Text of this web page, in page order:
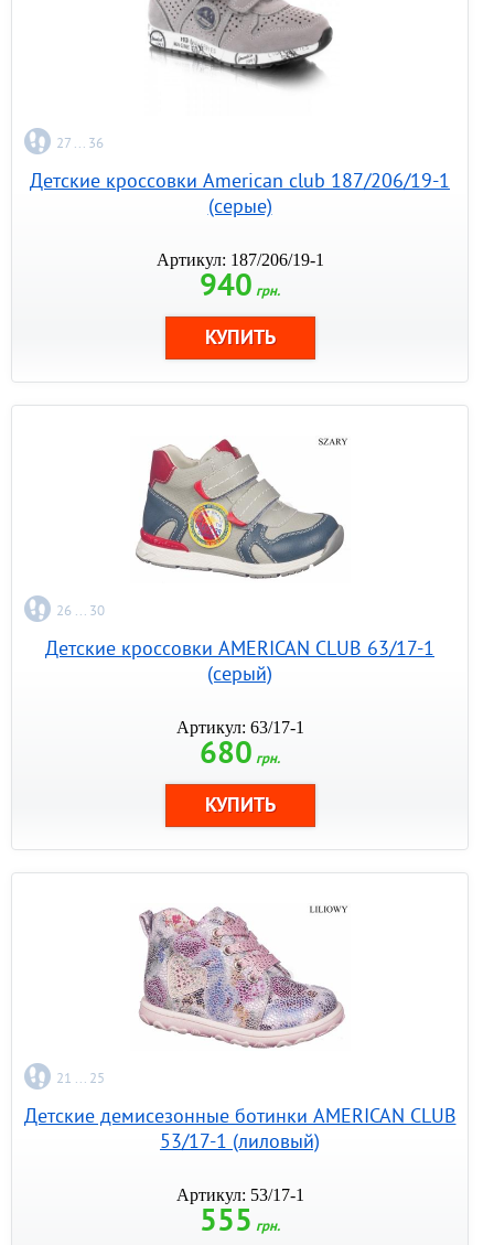
27 ... 36
Детские кроссовки American club 187/206/19-1
(серые)
Артикул: 187/206/19-1
940 грн.
26 ... 30
Детские кроссовки AMERICAN CLUB 63/17-1
(серый)
Артикул: 63/17-1
680 грн.
21 ... 25
Детские демисезонные ботинки AMERICAN CLUB
53/17-1 (лиловый)
Артикул: 53/17-1
555 грн.